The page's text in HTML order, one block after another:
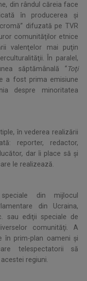
din rândul căreia face
în producerea şi
difuzată pe TVR
comunităţilor etnice
valenţelor mai puţin
În paralel,
săptămânală “Toţi
a fost prima emisiune
despre minoritatea
în vederea realizării
reporter, redactor,
dar îi place să şi
le realizează.
din mijlocul
din Ucraina,
sau ediţii speciale de
comunităţi. A
în prim-plan oameni şi
telespectatorii să
regiuni.